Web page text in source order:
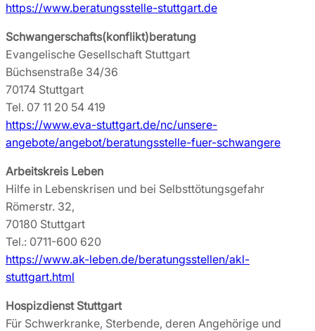
https://www.beratungsstelle-stuttgart.de
Schwangerschafts(konflikt)beratung
Evangelische Gesellschaft Stuttgart
Büchsenstraße 34/36
70174 Stuttgart
Tel. 07 11 20 54 419
https://www.eva-stuttgart.de/nc/unsere-
angebote/angebot/beratungsstelle-fuer-schwangere
Arbeitskreis Leben
Hilfe in Lebenskrisen und bei Selbsttötungsgefahr
Römerstr. 32,
70180 Stuttgart
Tel.: 0711-600 620
https://www.ak-leben.de/beratungsstellen/akl-
stuttgart.html
Hospizdienst Stuttgart
Für Schwerkranke, Sterbende, deren Angehörige und